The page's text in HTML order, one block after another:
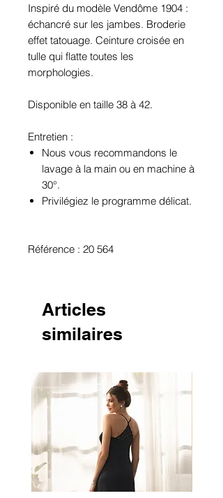
Inspiré du modèle Vendôme 1904 :
échancré sur les jambes. Broderie
effet tatouage. Ceinture croisée en
tulle qui flatte toutes les
morphologies.
Disponible en taille 38 à 42.
Entretien :
Nous vous recommandons le
lavage à la main ou en machine à
30°.
Privilégiez le programme délicat.
Référence : 20 564
Articles
similaires